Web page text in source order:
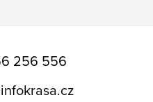
256 556
infokrasa.cz